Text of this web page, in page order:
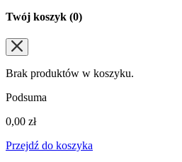
Twój koszyk (0)
Brak produktów w koszyku.
Podsuma
0,00 zł
Przejdź do koszyka